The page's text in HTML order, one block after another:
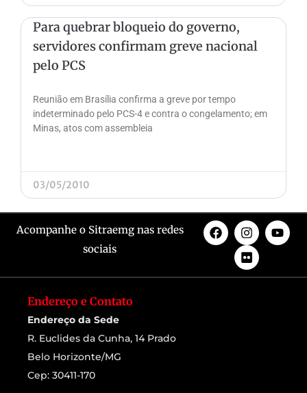
Para quebrar bloqueio do governo,
servidores confirmam greve nacional
pelo PCS
Reunião em Brasília confirma a greve por tempo
indeterminado pelo PCS-4 e contra o congelamento; em
Minas, atos com assembleia
03/05/2010
Acompanhe o Sitraemg nas redes
sociais
Endereço e Contato
Endereço da Sede
R. Euclides da Cunha, 14 Prado
Belo Horizonte/MG
Cep: 30411-170